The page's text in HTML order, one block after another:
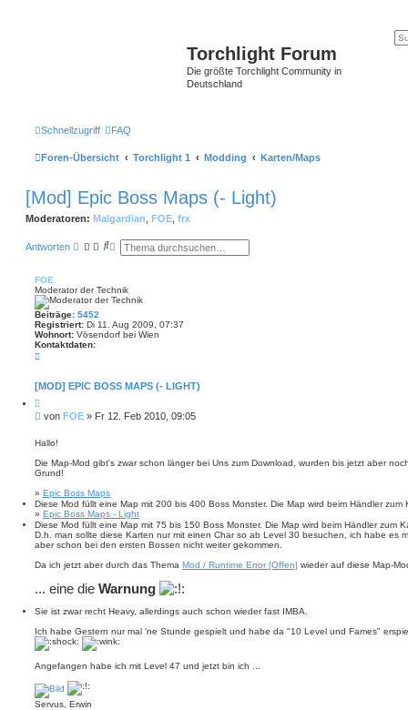
Torchlight Forum
Die größte Torchlight Community in
Deutschland
Schnellzugriff FAQ
Foren-Übersicht Torchlight 1 Modding Karten/Maps
[Mod] Epic Boss Maps (- Light)
Moderatoren: Malgardian FOE frx
Antworten
S
e
E
i
t
r
t
h
FOE
Moderator der Technik
Beiträge: 5452
Registriert: Di 11. Aug 2009, 07:37
Wohnort: Vösendorf bei Wien
Kontaktdaten:
t
t
t
n
v
n
F
O
E
[MOD] EPIC BOSS MAPS (- LIGHT)
i
t
e
e
n
B
i
r
a
g
von FOE » Fr 12. Feb 2010, 09:05
Hallo!
Die Map-Mod gibt's zwar schon länger bei Uns zum Download, wurden bis jetzt aber
Grund!
» Epic Boss Maps
Diese Mod füllt eine Map mit 200 bis 400 Boss Monster. Die Map wird beim Händler
» Epic Boss Maps - Light
Diese Mod füllt eine Map mit 75 bis 150 Boss Monster. Die Map wird beim Händler zum
D.h. man sollte diese Karten nur mit einen Char so ab Level 30 besuchen, ich habe es
aber schon bei den ersten Bossen nicht weiter gekommen.
Da ich jetzt aber durch das Thema Mod / Runtime Error [Offen] wieder auf diese Map-
... eine die Warnung
Sie ist zwar recht Heavy, allerdings auch schon wieder fast IMBA.
Ich habe Gestern nur mal 'ne Stunde gespielt und habe da "10 Level und Fames"
Angefangen habe ich mit Level 47 und jetzt bin ich ...
Servus, Erwin